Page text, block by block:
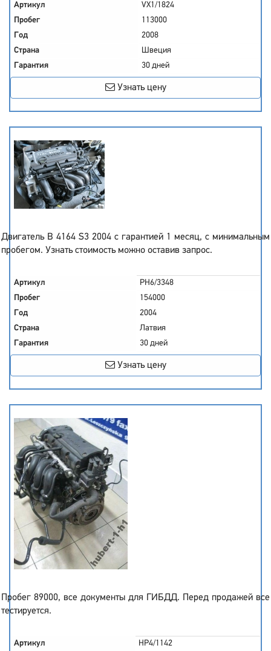
Артикул
VX1/1824
Пробег
113000
Год
2008
Страна
Швеция
Гарантия
30 дней
Узнать цену
Двигатель B 4164 S3 2004 с гарантией 1 месяц, с минимальным
пробегом. Узнать стоимость можно оставив запрос.
Артикул
PH6/3348
Пробег
154000
Год
2004
Страна
Латвия
Гарантия
30 дней
Узнать цену
Пробег 89000, все документы для ГИБДД. Перед продажей все
тестируется.
Артикул
HP4/1142